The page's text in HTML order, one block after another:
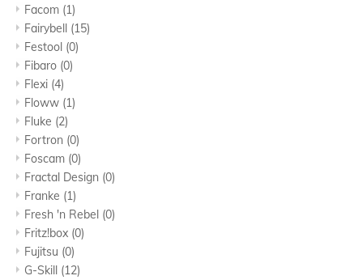
Facom (1)
Fairybell (15)
Festool (0)
Fibaro (0)
Flexi (4)
Floww (1)
Fluke (2)
Fortron (0)
Foscam (0)
Fractal Design (0)
Franke (1)
Fresh 'n Rebel (0)
Fritz!box (0)
Fujitsu (0)
G-Skill (12)